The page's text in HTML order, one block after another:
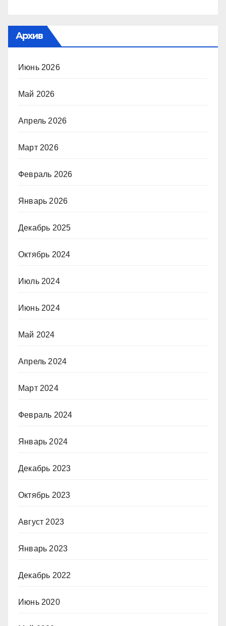
Архив
Июнь 2026
Май 2026
Апрель 2026
Март 2026
Февраль 2026
Январь 2026
Декабрь 2025
Октябрь 2024
Июль 2024
Июнь 2024
Май 2024
Апрель 2024
Март 2024
Февраль 2024
Январь 2024
Декабрь 2023
Октябрь 2023
Август 2023
Январь 2023
Декабрь 2022
Июнь 2020